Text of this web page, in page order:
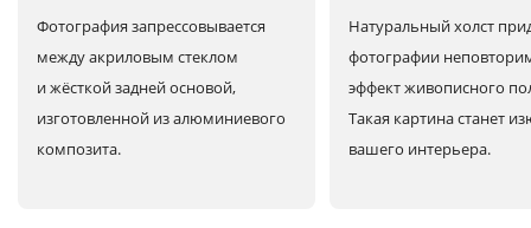
Фотография запрессовывается
между акриловым стеклом
и жёсткой задней основой,
изготовленной из алюминиевого
композита.
Натуральный холст
фотографии
эффект живописного
Такая картина станет
вашего интерьера.